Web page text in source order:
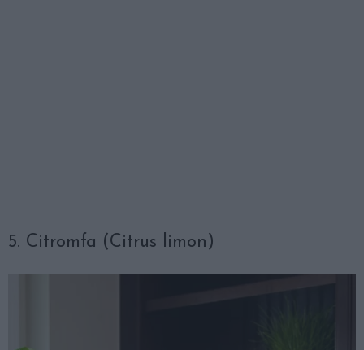
5. Citromfa (Citrus limon)